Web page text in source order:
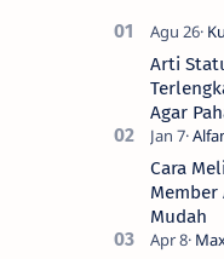
Arti
Agar
Cara
Mudah